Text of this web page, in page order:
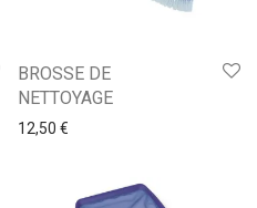
BROSSE DE
NETTOYAGE
12,50 €